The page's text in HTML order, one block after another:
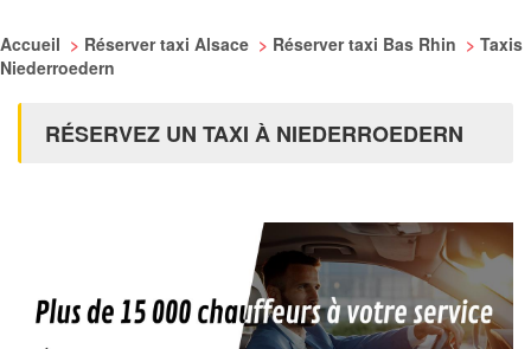
Accueil > Réserver taxi Alsace > Réserver taxi Bas Rhin > Taxis
Niederroedern
RÉSERVEZ UN TAXI À NIEDERROEDERN